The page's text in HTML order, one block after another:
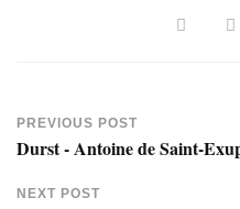
PREVIOUS POST
Durst - Antoine de Saint-
NEXT POST